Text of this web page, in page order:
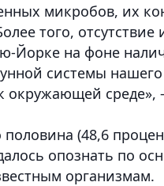
микробов, их
того,
Йорке на фоне
системы нашего
окружающей
(48,6
опознать по
организмам.